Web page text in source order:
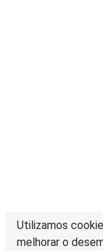
Utilizamos
melhorar o